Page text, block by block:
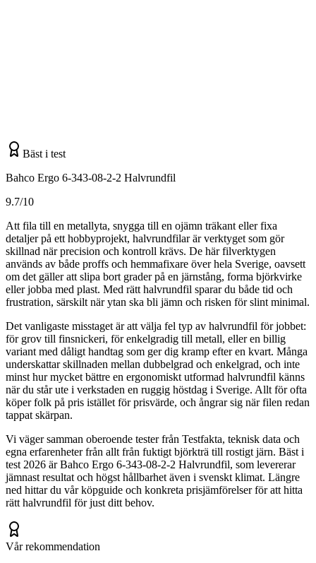
Bäst i test
Bahco Ergo 6-343-08-2-2 Halvrundfil
9.7/10
Att fila till en metallyta, snygga till en ojämn träkant eller fixa
detaljer på ett hobbyprojekt, halvrundfilar är verktyget som gör
skillnad när precision och kontroll krävs. De här filverktygen
används av både proffs och hemmafixare över hela Sverige, oavsett
om det gäller att slipa bort grader på en järnstång, forma björkvirke
eller jobba med plast. Med rätt halvrundfil sparar du både tid och
frustration, särskilt när ytan ska bli jämn och risken för slint minimal.
Det vanligaste misstaget är att välja fel typ av halvrundfil för jobbet:
för grov till finsnickeri, för enkelgradig till metall, eller en billig
variant med dåligt handtag som ger dig kramp efter en kvart. Många
underskattar skillnaden mellan dubbelgrad och enkelgrad, och inte
minst hur mycket bättre en ergonomiskt utformad halvrundfil känns
när du står ute i verkstaden en ruggig höstdag i Sverige. Allt för ofta
köper folk på pris istället för prisvärde, och ångrar sig när filen redan
tappat skärpan.
Vi väger samman oberoende tester från Testfakta, teknisk data och
egna erfarenheter från allt från fuktigt björkträ till rostigt järn. Bäst i
test 2026 är Bahco Ergo 6-343-08-2-2 Halvrundfil, som levererar
jämnast resultat och högst hållbarhet även i svenskt klimat. Längre
ned hittar du vår köpguide och konkreta prisjämförelser för att hitta
rätt halvrundfil för just ditt behov.
Vår rekommendation